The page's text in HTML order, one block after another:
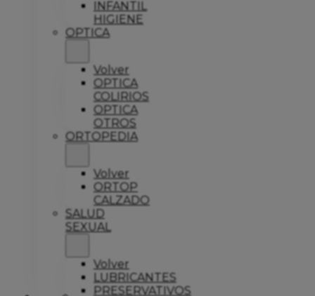
INFANTIL
HIGIENE
OPTICA
Volver
OPTICA
COLIRIOS
OPTICA
OTROS
ORTOPEDIA
Volver
ORTOP
CALZADO
SALUD
SEXUAL
Volver
LUBRICANTES
PRESERVATIVOS